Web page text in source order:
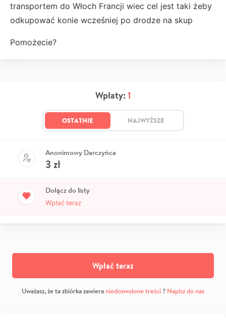
transportem do Włoch Francji wiec cel jest taki żeby
odkupować konie wcześniej po drodze na skup
Pomożecie?
Wpłaty: 1
OSTATNIE NAJWYŻSZE
Anonimowy Darczyńca
3 zł
Dołącz do listy
Wpłać teraz
Wpłać teraz
Uważasz, że ta zbiórka zawiera niedozwolone treści? Napisz do nas